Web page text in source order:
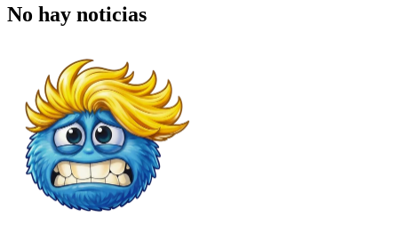
No hay noticias